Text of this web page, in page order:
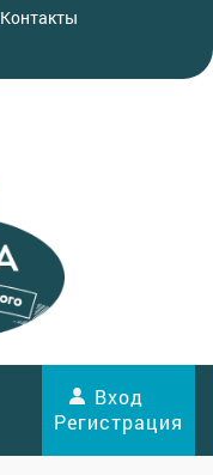
Контакты
Вход
Регистрация